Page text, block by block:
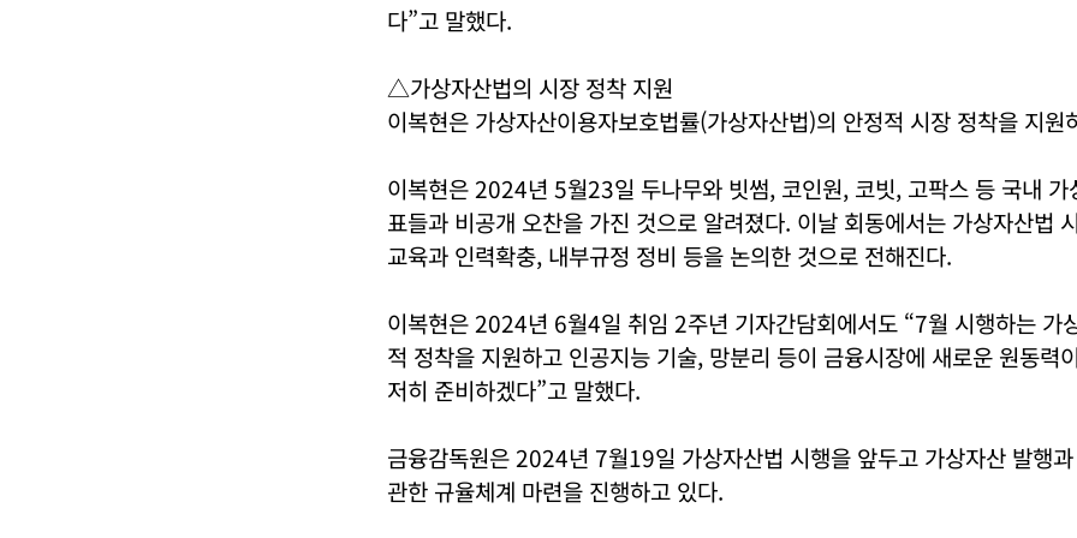
다”고 말했다.
△가상자산법의 시장 정착 지원
이복현은 가상자산이용자보호법률(가상자산법)의 안정적 시장 정착을 지원
이복현은 2024년 5월23일 두나무와 빗썸, 코인원, 코빗, 고팍스 등 국내 가
표들과 비공개 오찬을 가진 것으로 알려졌다. 이날 회동에서는 가상자산법
교육과 인력확충, 내부규정 정비 등을 논의한 것으로 전해진다.
이복현은 2024년 6월4일 취임 2주년 기자간담회에서도 “7월 시행하는 가
적 정착을 지원하고 인공지능 기술, 망분리 등이 금융시장에 새로운 원동력
저히 준비하겠다”고 말했다.
금융감독원은 2024년 7월19일 가상자산법 시행을 앞두고 가상자산 발행
관한 규율체계 마련을 진행하고 있다.